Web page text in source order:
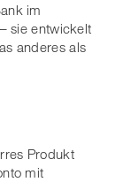
im
sie entwickelt
anderes als
Produkt
mit